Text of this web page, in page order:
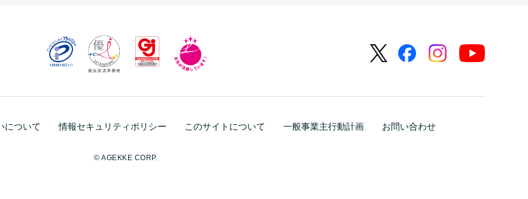
について 情報セキュリティポリシー このサイトについて 一般事業主行動計画 お問い合わせ
© AGEKKE CORP.